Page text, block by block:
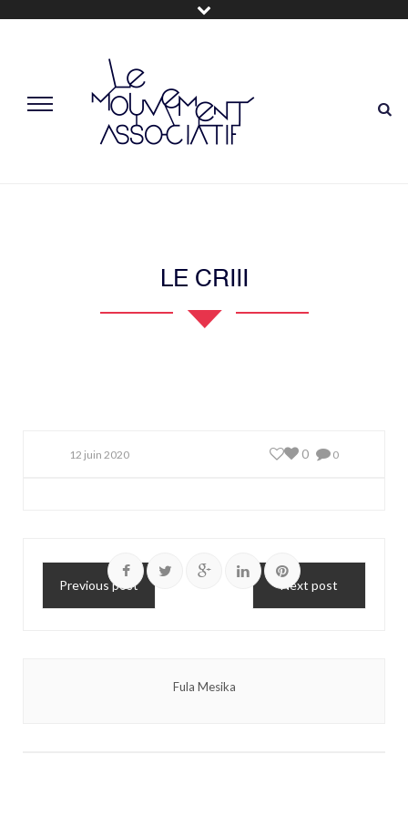
LE CRIII
12 juin 2020 0
0
Previous post Next post
Fula Mesika